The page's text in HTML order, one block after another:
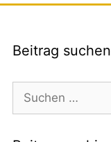
Beitrag suchen
Suchen
nach: